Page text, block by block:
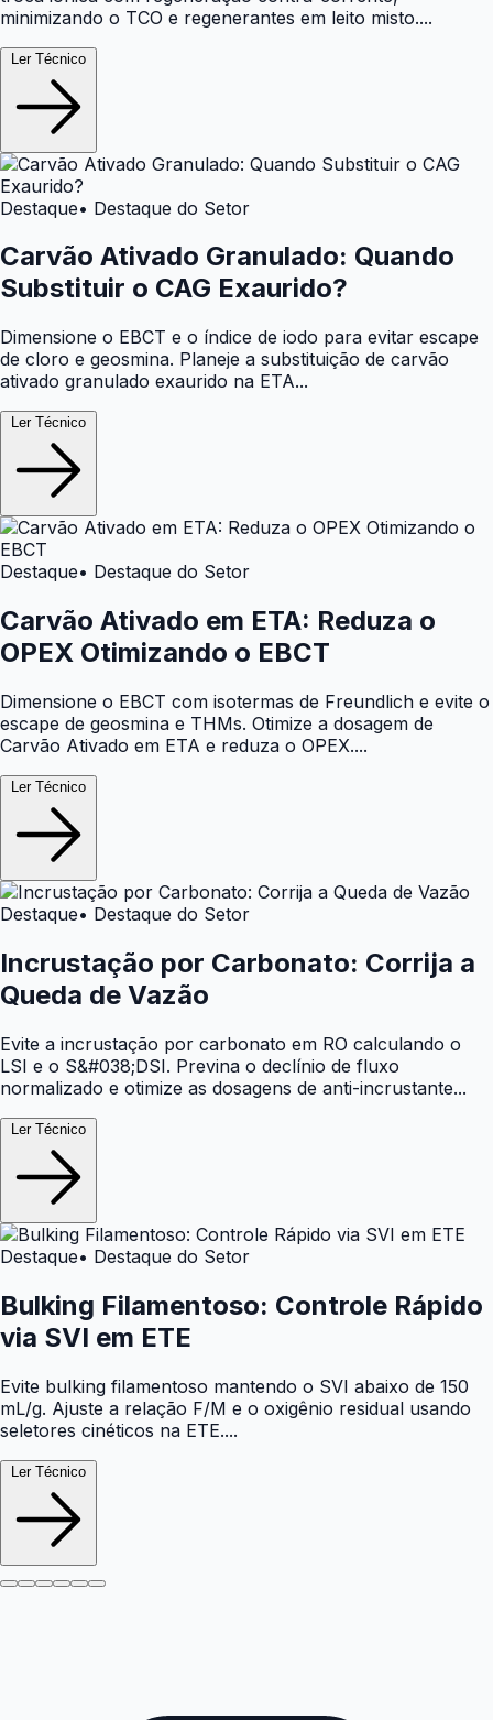
minimizando o TCO e regenerantes em leito misto....
Ler Técnico
Destaque• Destaque do Setor
Carvão Ativado Granulado: Quando
Substituir o CAG Exaurido?
Dimensione o EBCT e o índice de iodo para evitar escape
de cloro e geosmina. Planeje a substituição de carvão
ativado granulado exaurido na ETA...
Ler Técnico
Destaque• Destaque do Setor
Carvão Ativado em ETA: Reduza o
OPEX Otimizando o EBCT
Dimensione o EBCT com isotermas de Freundlich e evite o
escape de geosmina e THMs. Otimize a dosagem de
Carvão Ativado em ETA e reduza o OPEX....
Ler Técnico
Destaque• Destaque do Setor
Incrustação por Carbonato: Corrija a
Queda de Vazão
Evite a incrustação por carbonato em RO calculando o
LSI e o S&#038;DSI. Previna o declínio de fluxo
normalizado e otimize as dosagens de anti-incrustante...
Ler Técnico
Destaque• Destaque do Setor
Bulking Filamentoso: Controle Rápido
via SVI em ETE
Evite bulking filamentoso mantendo o SVI abaixo de 150
mL/g. Ajuste a relação F/M e o oxigênio residual usando
seletores cinéticos na ETE....
Ler Técnico